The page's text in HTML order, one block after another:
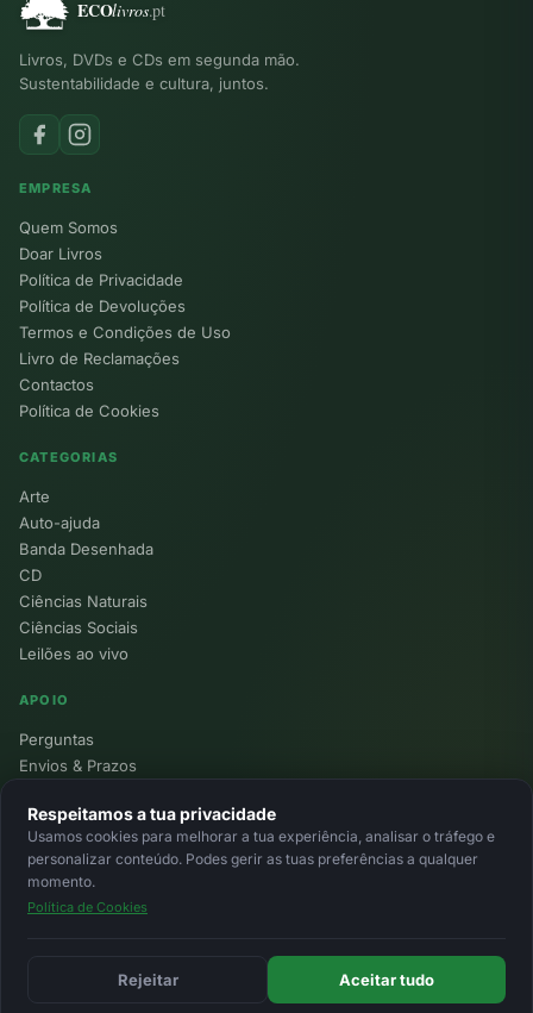
Livros, DVDs e CDs em segunda mão.
Sustentabilidade e cultura, juntos.
EMPRESA
Quem Somos
Doar Livros
Política de Privacidade
Política de Devoluções
Termos e Condições de Uso
Livro de Reclamações
Contactos
Política de Cookies
CATEGORIAS
Arte
Auto-ajuda
Banda Desenhada
CD
Ciências Naturais
Ciências Sociais
Leilões ao vivo
APOIO
Perguntas
Envios & Prazos
Devoluções
Minha Conta
© 2026 Ecolivros. Todos os direitos reservados.
Respeitamos a tua privacidade
Usamos cookies para melhorar a tua experiência, analisar o tráfego e
personalizar conteúdo. Podes gerir as tuas preferências a qualquer
momento.
Política de Cookies
Rejeitar Aceitar tudo